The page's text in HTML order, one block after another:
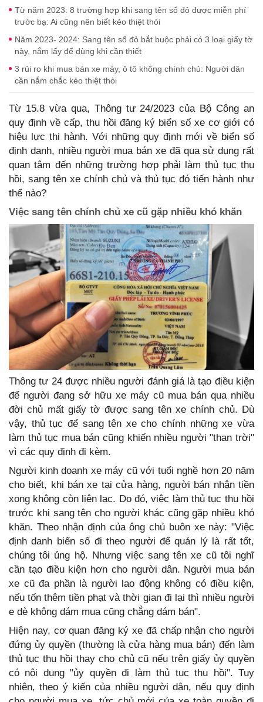
Từ năm 2023: 8 trường hợp khi sang tên sổ đỏ được miễn phí
trước bạ: Ai cũng nên biết kẻo thiệt thòi
Năm 2023- 2024: Sang tên sổ đỏ bắt buộc phải có 3 loại giấy tờ
này, nắm lấy để dùng khi cần thiết
3 rủi ro khi mua bán xe máy, ô tô không chính chủ: Người dân
cần nắm chắc kẻo thiệt thòi
Từ 15.8 vừa qua, Thông tư 24/2023 của Bộ Công an
quy định về cấp, thu hồi đăng ký biển số xe cơ giới có
hiệu lực thi hành. Với những quy định mới về biển số
định danh, nhiều người mua bán xe đã qua sử dụng rất
quan tâm đến những trường hợp phải làm thủ tục thu
hồi, sang tên xe chính chủ và thủ tục đó tiến hành như
thế nào?
Việc sang tên chính chủ xe cũ gặp nhiều khó khăn
Thông tư 24 được nhiều người đánh giá là tạo điều kiện
để người đang sở hữu xe máy cũ mua bán qua nhiều
đời chủ mất giấy tờ được sang tên xe chính chủ. Dù
vậy, thủ tục để sang tên xe cho chính những xe vừa
làm thủ tục mua bán cũng khiến nhiều người "than trời"
vì các quy định đi kèm.
Người kinh doanh xe máy cũ với tuổi nghề hơn 20 năm
cho biết, khi bán xe tại cửa hàng, người bán nhận tiền
xong không còn liên lạc. Do đó, việc làm thủ tục thu hồi
trước khi sang tên cho người khác cũng gặp nhiều khó
khăn. Theo nhận định của ông chủ buôn xe này: "Việc
định danh biển số đi theo người để quản lý là rất tốt,
chúng tôi ủng hộ. Nhưng việc sang tên xe cũ tôi nghĩ
cần tạo điều kiện hơn cho người dân. Người mua bán
xe cũ đa phần là người lao động không có điều kiện,
nếu tốn thêm tiền phạt và thời gian đi lại thì nhiều người
e dè không dám mua cũng chẳng dám bán".
Hiện nay, cơ quan đăng ký xe đã chấp nhận cho người
đứng ủy quyền (thường là cửa hàng mua bán) đến làm
thủ tục thu hồi thay cho chủ cũ nếu trên giấy ủy quyền
có nội dung "ủy quyền đi làm thủ tục thu hồi". Tuy
nhiên, theo ý kiến của nhiều người dân, nếu quy định